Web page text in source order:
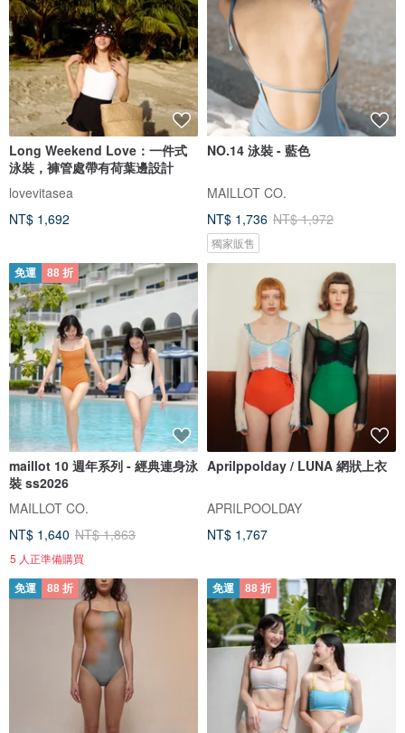
Long Weekend Love：一件式
泳裝，褲管處帶有荷葉邊設計
lovevitasea
NT$ 1,692
NO.14 泳裝 - 藍色
MAILLOT CO.
NT$ 1,736 NT$ 1,972
獨家販售
免運 88 折
maillot 10 週年系列 - 經典連身泳
裝 ss2026
MAILLOT CO.
NT$ 1,640 NT$ 1,863
5 人正準備購買
Aprilppolday / LUNA 網狀上衣
APRILPOOLDAY
NT$ 1,767
免運 88 折 免運 88 折